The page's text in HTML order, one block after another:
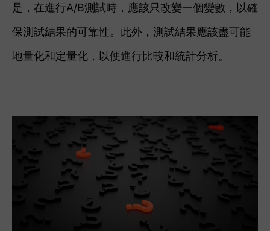
是，在進行A/B測試時，應該只改變一個變數，以確
保測試結果的可靠性。此外，測試結果應該盡可能
地量化和定量化，以便進行比較和統計分析。